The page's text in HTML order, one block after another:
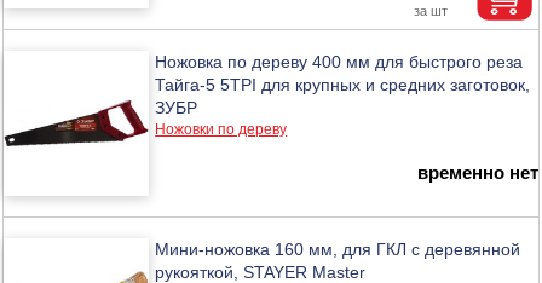
Ножовка по дереву 400 мм для быстрого реза
Тайга-5 5TPI для крупных и средних заготовок,
ЗУБР
Ножовки по дереву
временно нет
Мини-ножовка 160 мм, для ГКЛ с деревянной
рукояткой, STAYER Master